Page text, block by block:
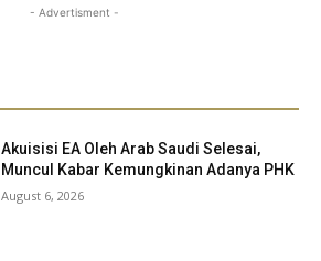
- Advertisment -
Akuisisi EA Oleh Arab Saudi Selesai,
Muncul Kabar Kemungkinan Adanya PHK
August 6, 2026